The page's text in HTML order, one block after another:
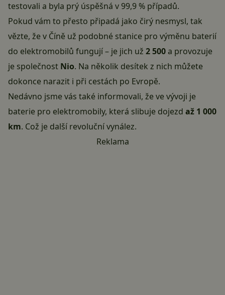
testovali a byla prý úspěšná v 99,9 % případů.
Pokud vám to přesto připadá jako čirý nesmysl, tak
vězte, že v Číně už podobné stanice pro výměnu baterií
do elektromobilů fungují – je jich už 2 500a provozuje
je společnost Nio. Na několik desítek z nich můžete
dokonce narazit i při cestách po Evropě.
Nedávno jsme vás také informovali, že ve vývoji je
baterie pro elektromobily, která slibuje dojezd až 1 000
km. Což je další revoluční vynález.
Reklama